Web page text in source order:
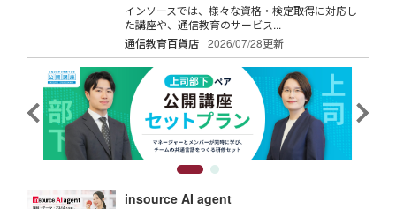
インソースでは、様々な資格・検定取得に対応し
た講座や、通信教育のサービス...
通信教育百貨店
2026/07/28更新
insource AI agent